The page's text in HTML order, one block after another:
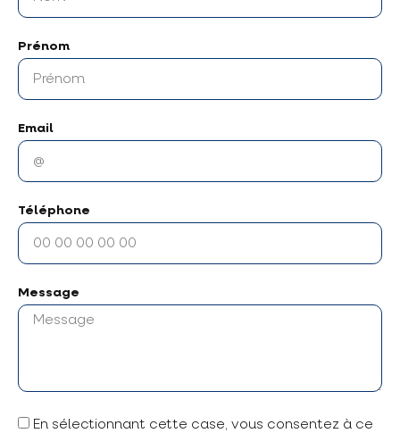
Prénom
Email
Téléphone
Message
En sélectionnant cette case, vous consentez à ce